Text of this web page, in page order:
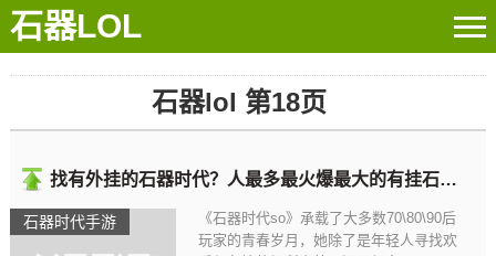
石器LOL
石器lol 第18页
石器时代手游
找有外挂的石器时代？人最多最火爆最大的有挂石器时代
《石器时代so》承载了大多数70\80\90后
玩家的青春岁月，她除了是年轻人寻找欢